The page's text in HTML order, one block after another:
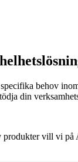
behov
din
vill vi